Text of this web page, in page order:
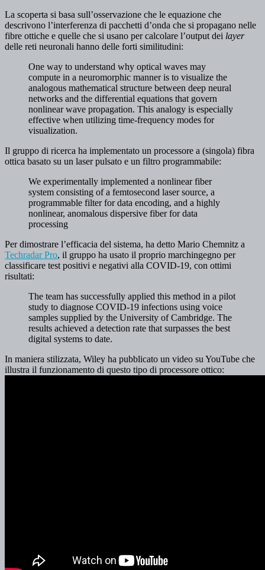
La scoperta si basa sull’osservazione che le equazione che
descrivono l’interferenza di pacchetti d’onda che si propagano nelle
fibre ottiche e quelle che si usano per calcolare l’output dei layer
delle reti neuronali hanno delle forti similitudini:
One way to understand why optical waves may
compute in a neuromorphic manner is to visualize the
analogous mathematical structure between deep neural
networks and the differential equations that govern
nonlinear wave propagation. This analogy is especially
effective when utilizing time-frequency modes for
visualization.
Il gruppo di ricerca ha implementato un processore a (singola) fibra
ottica basato su un laser pulsato e un filtro programmabile:
We experimentally implemented a nonlinear fiber
system consisting of a femtosecond laser source, a
programmable filter for data encoding, and a highly
nonlinear, anomalous dispersive fiber for data
processing
Per dimostrare l’efficacia del sistema, ha detto Mario Chemnitz a
Techradar Pro, il gruppo ha usato il proprio marchingegno per
classificare test positivi e negativi alla COVID-19, con ottimi
risultati:
The team has successfully applied this method in a pilot
study to diagnose COVID-19 infections using voice
samples supplied by the University of Cambridge. The
results achieved a detection rate that surpasses the best
digital systems to date.
In maniera stilizzata, Wiley ha pubblicato un video su YouTube che
illustra il funzionamento di questo tipo di processore ottico: